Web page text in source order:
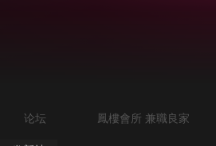
论坛 鳳樓會所 兼職良家